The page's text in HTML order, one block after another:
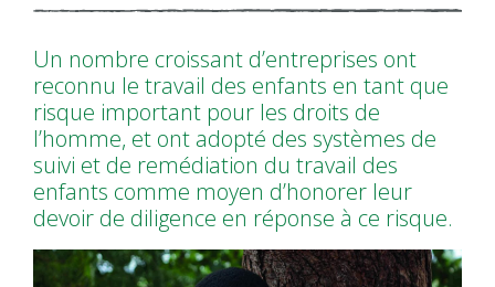
Un nombre croissant d’entreprises ont
reconnu le travail des enfants en tant que
risque important pour les droits de
l’homme, et ont adopté des systèmes de
suivi et de remédiation du travail des
enfants comme moyen d’honorer leur
devoir de diligence en réponse à ce risque.
Image